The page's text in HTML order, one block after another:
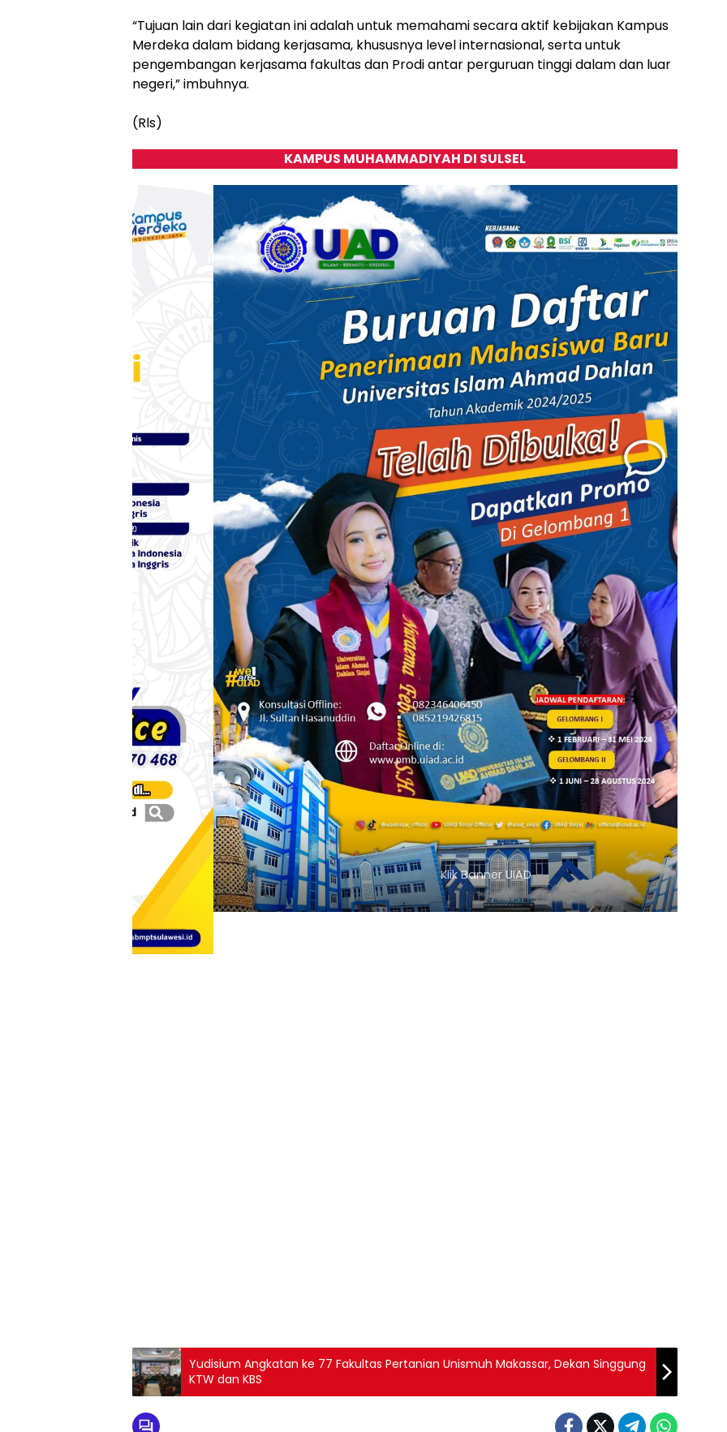
“Tujuan lain dari kegiatan ini adalah untuk memahami secara aktif kebijakan Kampus
Merdeka dalam bidang kerjasama, khususnya level internasional, serta untuk
pengembangan kerjasama fakultas dan Prodi antar perguruan tinggi dalam dan luar
negeri,” imbuhnya.
(Rls)
KAMPUS MUHAMMADIYAH DI SULSEL
Klik Banner UIAD
Yudisium Angkatan ke 77 Fakultas Pertanian Unismuh Makassar, Dekan Singgung
KTW dan KBS